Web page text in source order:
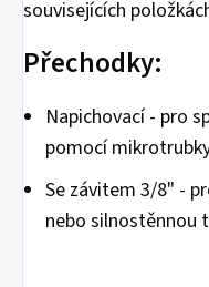
souvisejících
Přechodky:
Napichovací - pro
pomocí
Se závitem 3/8" -
nebo silnostěnnou